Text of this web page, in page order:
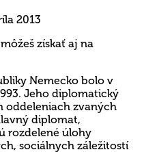
2013
Nemecko bolo v
Jeho diplomatický
oddeleniach zvaných
diplomat,
rozdelené úlohy
sociálnych záležitostí